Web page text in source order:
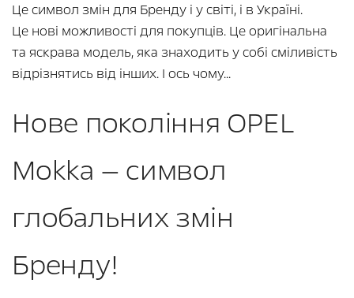
Це символ змін для Бренду і у світі, і в Україні.
Це нові можливості для покупців. Це оригінальна
та яскрава модель, яка знаходить у собі сміливість
відрізнятись від інших. І ось чому...
Нове покоління OPEL
Mokka — символ
глобальних змін
Бренду!